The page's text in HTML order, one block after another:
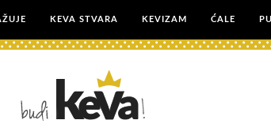
KEVA STVARA KEVIZAM ĆALE